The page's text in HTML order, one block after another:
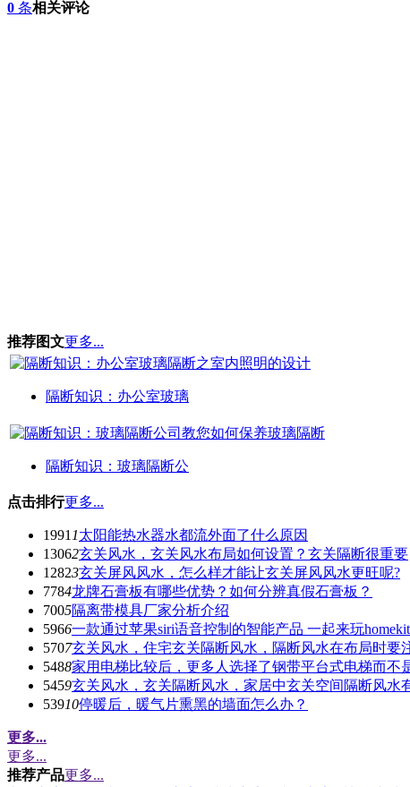
0 条相关评论
推荐图文更多...
隔断知识：办公室玻璃
隔断知识：玻璃隔断公
点击排行更多...
1991 1太阳能热水器水都流外面了什么原因
13062玄关风水，玄关风水布局如何设置？玄关隔断很重要
12823玄关屏风风水，怎么样才能让玄关屏风风水更旺呢?
7784龙牌石膏板有哪些优势？如何分辨真假石膏板？
7005隔离带模具厂家分析介绍
5966一款通过苹果siri语音控制的智能产品 一起来玩
5707玄关风水，住宅玄关隔断风水，隔断风水在布局时要
5488家用电梯比较后，更多人选择了钢带平台式电梯而不
5459玄关风水，玄关隔断风水，家居中玄关空间隔断风水
53910停暖后，暖气片熏黑的墙面怎么办？
更多...
更多...
推荐产品更多...